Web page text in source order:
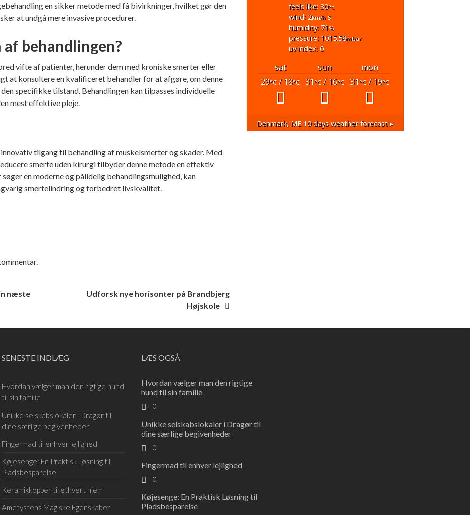
en sikker metode med få bivirkninger, hvilket gør den
at undgå mere invasive procedurer.
af behandlingen?
vifte af patienter, herunder dem med kroniske smerter eller
at konsultere en kvalificeret behandler for at afgøre, om denne
specifikke tilstand. Behandlingen kan tilpasses individuelle
mest effektive pleje.
tilgang til behandling af muskelsmerter og skader. Med
smerte uden kirurgi tilbyder denne metode en effektiv
en moderne og pålidelig behandlingsmulighed, kan
smertelindring og forbedret livskvalitet.
næste
Udforsk nye horisonter på Brandbjerg
Højskole
feels like: 30°c
wind: 2km/hs
humidity: 71 %
pressure: 1015.58mbar
uv index: 0
sat sun
mon
29°C/ 18°C 31°C/ 16°C 31°C/ 19°C
Denmark, ME10 days weather forecast ▸
SENESTE INDLÆG
Hvordan vælger man den rigtige hund
til sin familie
Unikke selskabslokaler i Dragør til
dine særlige begivenheder
Fingermad til enhver lejlighed
Køjesenge: En Praktisk Løsning til
Pladsbesparelse
Keramikkopper til ethvert hjem
Ametystens Magiske Egenskaber
LÆS OGSÅ
Hvordan vælger man den rigtige
hund til sin familie
0
Unikke selskabslokaler i Dragør til
dine særlige begivenheder
0
Fingermad til enhver lejlighed
0
Køjesenge: En Praktisk Løsning til
Pladsbesparelse